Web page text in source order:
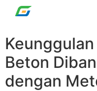
Beton
dengan